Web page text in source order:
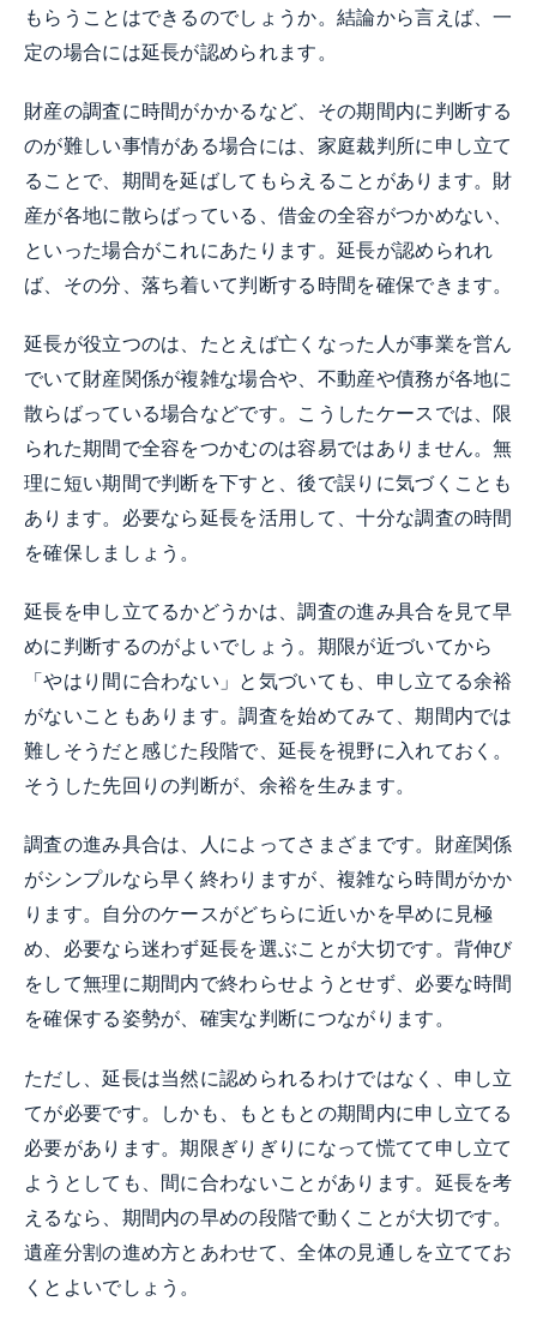
もらうことはできるのでしょうか。結論から言えば、一
定の場合には延長が認められます。
財産の調査に時間がかかるなど、その期間内に判断する
のが難しい事情がある場合には、家庭裁判所に申し立て
ることで、期間を延ばしてもらえることがあります。財
産が各地に散らばっている、借金の全容がつかめない、
といった場合がこれにあたります。延長が認められれ
ば、その分、落ち着いて判断する時間を確保できます。
延長が役立つのは、たとえば亡くなった人が事業を営ん
でいて財産関係が複雑な場合や、不動産や債務が各地に
散らばっている場合などです。こうしたケースでは、限
られた期間で全容をつかむのは容易ではありません。無
理に短い期間で判断を下すと、後で誤りに気づくことも
あります。必要なら延長を活用して、十分な調査の時間
を確保しましょう。
延長を申し立てるかどうかは、調査の進み具合を見て早
めに判断するのがよいでしょう。期限が近づいてから
「やはり間に合わない」と気づいても、申し立てる余裕
がないこともあります。調査を始めてみて、期間内では
難しそうだと感じた段階で、延長を視野に入れておく。
そうした先回りの判断が、余裕を生みます。
調査の進み具合は、人によってさまざまです。財産関係
がシンプルなら早く終わりますが、複雑なら時間がかか
ります。自分のケースがどちらに近いかを早めに見極
め、必要なら迷わず延長を選ぶことが大切です。背伸び
をして無理に期間内で終わらせようとせず、必要な時間
を確保する姿勢が、確実な判断につながります。
ただし、延長は当然に認められるわけではなく、申し立
てが必要です。しかも、もともとの期間内に申し立てる
必要があります。期限ぎりぎりになって慌てて申し立て
ようとしても、間に合わないことがあります。延長を考
えるなら、期間内の早めの段階で動くことが大切です。
遺産分割の進め方とあわせて、全体の見通しを立ててお
くとよいでしょう。